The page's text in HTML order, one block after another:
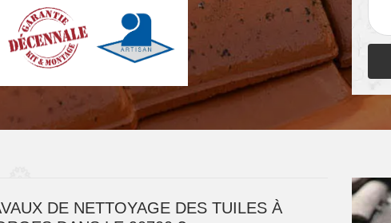
DE NETTOYAGE DES TUILES À